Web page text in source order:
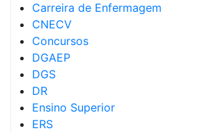
Carreira de Enfermagem
CNECV
Concursos
DGAEP
DGS
DR
Ensino Superior
ERS